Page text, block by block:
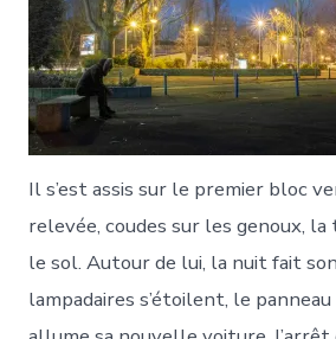
Il s’est assis sur le premier bloc
relevée, coudes sur les genoux,
le sol. Autour de lui, la nuit fait
lampadaires s’étoilent, le